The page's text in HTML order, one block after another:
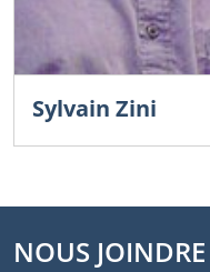
Sylvain Zini
NOUS JOINDRE